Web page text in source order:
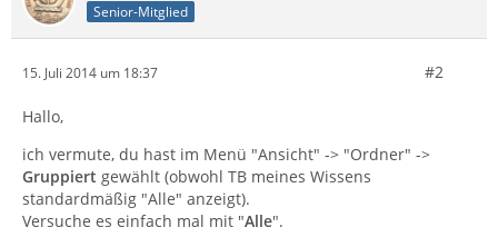
Senior-Mitglied
15. Juli 2014 um 18:37 #2
Hallo,
ich vermute, du hast im Menü "Ansicht" -> "Ordner" ->
Gruppiert gewählt (obwohl TB meines Wissens
standardmäßig "Alle" anzeigt).
Versuche es einfach mal mit "Alle".